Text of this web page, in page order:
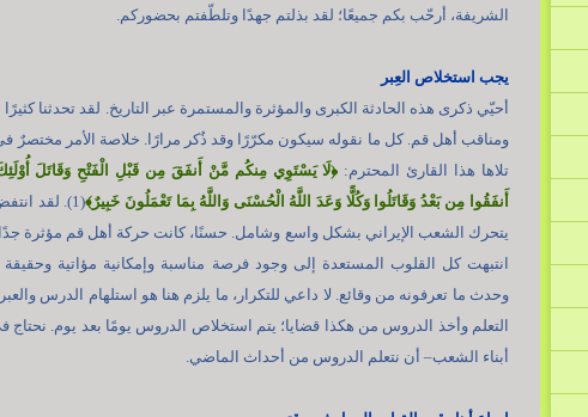
الشريفة، أرحّب بكم جميعًا؛ لقد بذلتم جهدًا وتلطّفتم بحضوركم.
يجب استخلاص العِبر
أحيّي ذكرى هذه الحادثة الكبرى والمؤثرة والمستمرة عبر التاريخ. لقد تحدثنا
ومناقب أهل قم. كل ما نقوله سيكون مكرّرًا وقد ذُكر مرارًا. خلاصة الأمر مختصرٌ في
تلاها هذا القارئ المحترم: ﴿لَا يَسْتَوِي مِنكُم مَّنْ أَنفَقَ مِن قَبْلِ الْفَتْحِ وَقَاتَلَ
أَنفَقُوا مِن بَعْدُ وَقَاتَلُوا وَكُلًّا وَعَدَ اللَّهُ الْحُسْنَى وَاللَّهُ بِمَا تَعْمَلُونَ خَبِيرٌ﴾
(1). لقد
يتحرك الشعب الإيراني بشكل واسع وشامل. حسنًا، كانت حركة أهل قم مؤثرة
انتبهت كل القلوب المستعدة إلى وجود فرصة مناسبة وإمكانية مؤاتية
وحدث ما تعرفونه من وقائع. لا داعي للتكرار، ما يلزم هنا هو استلهام الدرس
التعلم وأخذ الدروس من هكذا قضايا؛ يتم استخلاص الدروس يومًا بعد يوم. نحتاج
أبناء الشعب– أن نتعلم الدروس من أحداث الماضي.